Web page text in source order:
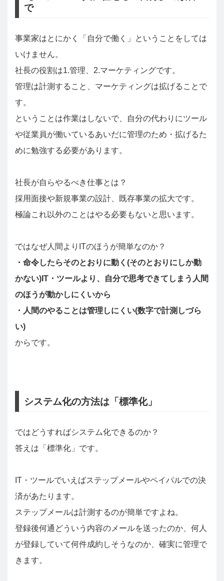
で
事業家はとにかく「自分で働く」ということをしては
いけません。
社長の役割は1.管理、2.マーケティングです。
管理は計測すること、マーケティングは拡げることで
す。
ということは作業はしないで、自分の代わりにツール
や従業員が働いているあいだに管理のため・拡げるた
めに勉強する必要があります。
社長が自らやるべき仕事とは？
採用面接や新規事業の設計、既存事業の拡大です。
極論これ以外のことはやる必要もないと思います。
ではなぜ人間よりITのほうが簡単なのか？
・命令したらそのとおりに動く(そのとおりにしか動
かない)IT・ツールより、自分で思考できてしまう人間
のほうが動かしにくいから
・人間のやることは管理しにくい(数字で計測しづら
い)
からです。
システム化の方法は「標準化」
ではどうすればシステム化できるのか？
答えは「標準化」です。
IT・ツールでいえばステップメールやペイパルでの決
済があたります。
ステップメールは計測するのが簡単ですよね。
登録後何通どういう内容のメールを送ったのか、何人
が登録していて何件成約しそうなのか、確実に管理で
きます。